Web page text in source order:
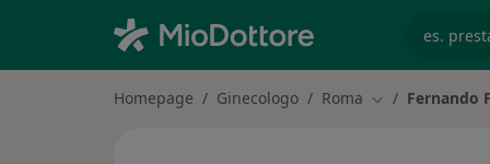
Homepage Ginecologo Roma Cambia città
Fernando